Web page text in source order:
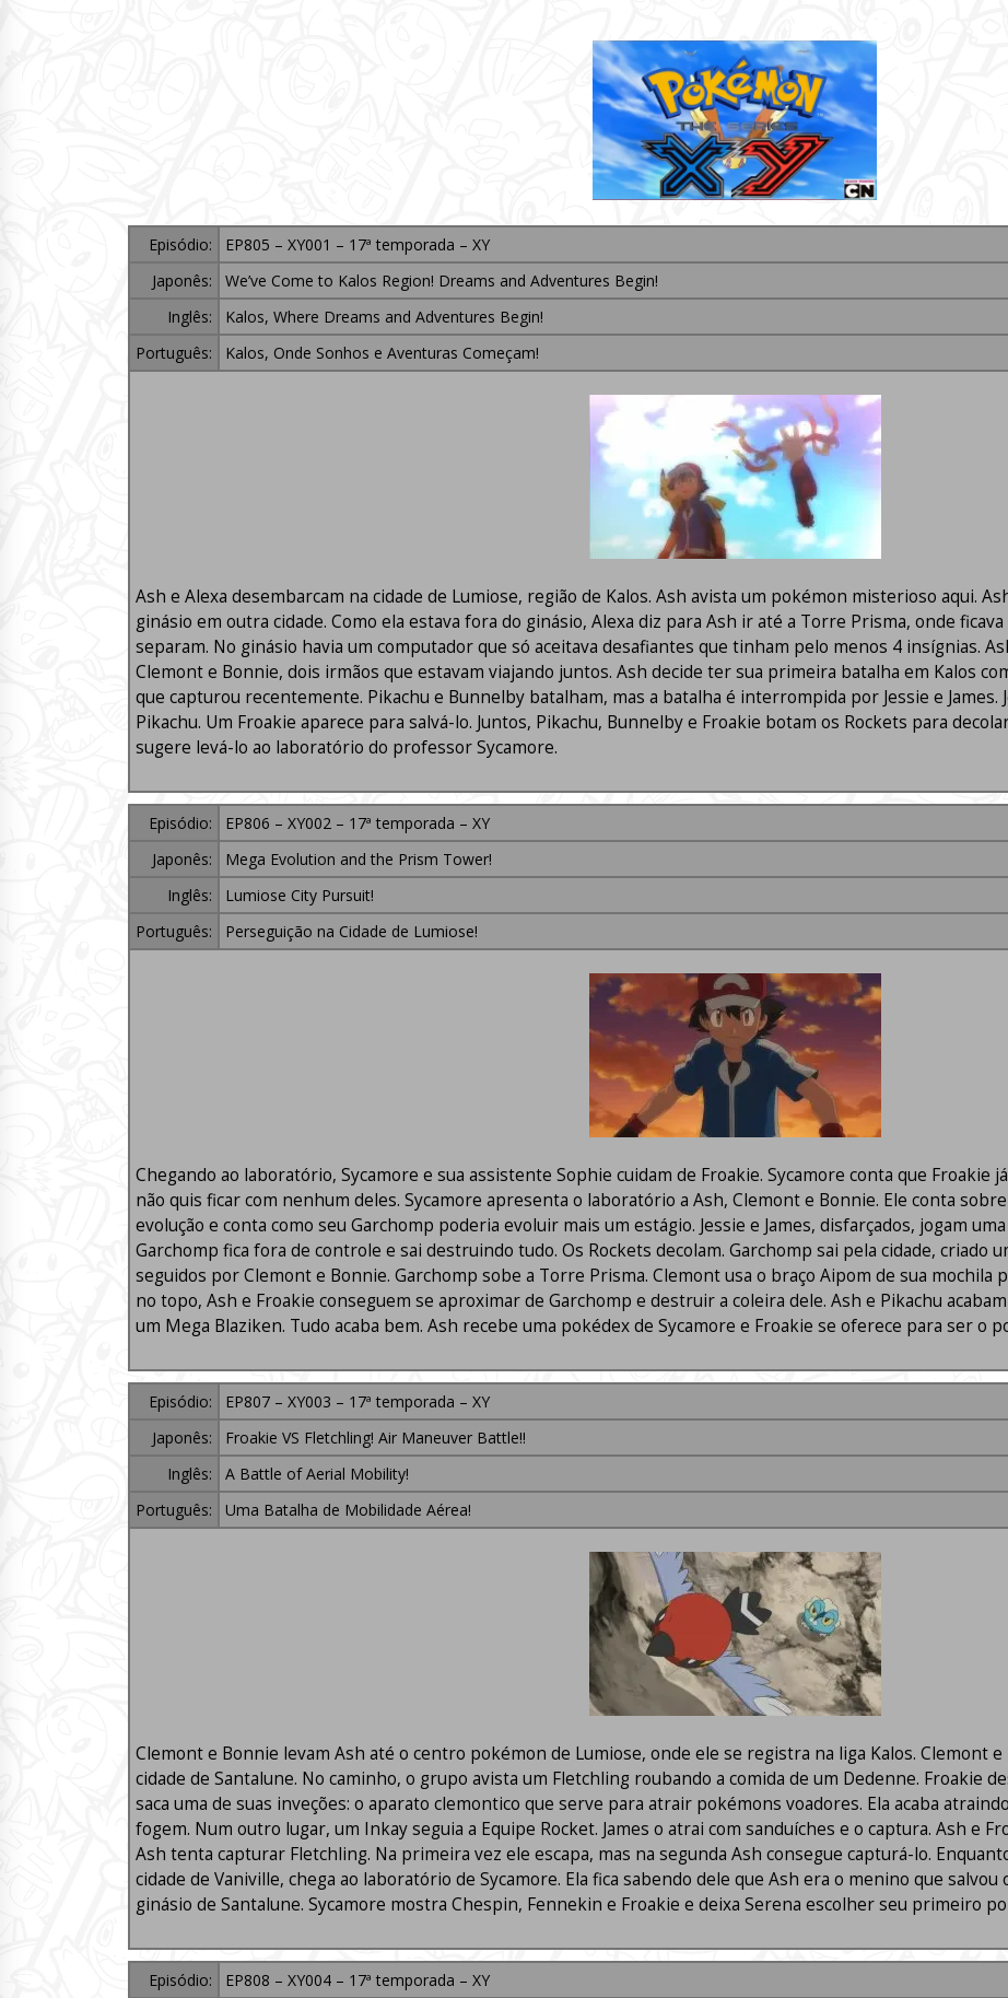
Episódio:
EP805 – XY001 – 17ª temporada – XY
Japonês:
We’ve Come to Kalos Region! Dreams and Adventures Begin!
Inglês:
Kalos, Where Dreams and Adventures Begin!
Português:
Kalos, Onde Sonhos e Aventuras Começam!
Ash e Alexa desembarcam na cidade de Lumiose, região de Kalos. Ash avista um pokémon misterioso aqui.
ginásio em outra cidade. Como ela estava fora do ginásio, Alexa diz para Ash ir até a Torre Prisma, onde
separam. No ginásio havia um computador que só aceitava desafiantes que tinham pelo menos 4 insígnias.
Clemont e Bonnie, dois irmãos que estavam viajando juntos. Ash decide ter sua primeira batalha em Kalos
que capturou recentemente. Pikachu e Bunnelby batalham, mas a batalha é interrompida por Jessie e
Pikachu. Um Froakie aparece para salvá-lo. Juntos, Pikachu, Bunnelby e Froakie botam os Rockets para
sugere levá-lo ao laboratório do professor Sycamore.
Episódio:
EP806 – XY002 – 17ª temporada – XY
Japonês:
Mega Evolution and the Prism Tower!
Inglês:
Lumiose City Pursuit!
Português:
Perseguição na Cidade de Lumiose!
Chegando ao laboratório, Sycamore e sua assistente Sophie cuidam de Froakie. Sycamore conta que Froakie
não quis ficar com nenhum deles. Sycamore apresenta o laboratório a Ash, Clemont e Bonnie. Ele conta
evolução e conta como seu Garchomp poderia evoluir mais um estágio. Jessie e James, disfarçados, jogam
Garchomp fica fora de controle e sai destruindo tudo. Os Rockets decolam. Garchomp sai pela cidade, criado
seguidos por Clemont e Bonnie. Garchomp sobe a Torre Prisma. Clemont usa o braço Aipom de sua mochila
no topo, Ash e Froakie conseguem se aproximar de Garchomp e destruir a coleira dele. Ash e Pikachu
um Mega Blaziken. Tudo acaba bem. Ash recebe uma pokédex de Sycamore e Froakie se oferece para ser o
Episódio:
EP807 – XY003 – 17ª temporada – XY
Japonês:
Froakie VS Fletchling! Air Maneuver Battle!!
Inglês:
A Battle of Aerial Mobility!
Português:
Uma Batalha de Mobilidade Aérea!
Clemont e Bonnie levam Ash até o centro pokémon de Lumiose, onde ele se registra na liga Kalos. Clemont
cidade de Santalune. No caminho, o grupo avista um Fletchling roubando a comida de um Dedenne. Froakie
saca uma de suas inveções: o aparato clemontico que serve para atrair pokémons voadores. Ela acaba
fogem. Num outro lugar, um Inkay seguia a Equipe Rocket. James o atrai com sanduíches e o captura. Ash e
Ash tenta capturar Fletchling. Na primeira vez ele escapa, mas na segunda Ash consegue capturá-lo.
cidade de Vaniville, chega ao laboratório de Sycamore. Ela fica sabendo dele que Ash era o menino que
ginásio de Santalune. Sycamore mostra Chespin, Fennekin e Froakie e deixa Serena escolher seu primeiro
Episódio:
EP808 – XY004 – 17ª temporada – XY